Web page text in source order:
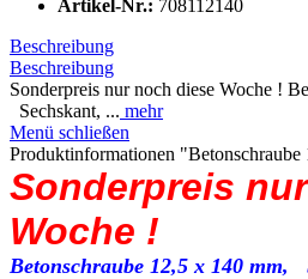
Artikel-Nr.: 708112140
Beschreibung
Beschreibung
Sonderpreis nur noch diese Woche !
Sechskant, ... mehr
Menü schließen
Produktinformationen
Sonderpreis
Woche !
Betonschraube 12,5 x 140 mm,